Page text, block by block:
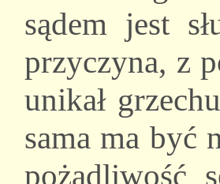
sądem jest
przyczyna, z
unikał
sama ma być
pożądliwość